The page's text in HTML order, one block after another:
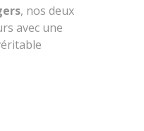
, nos deux
avec une
ligérien.